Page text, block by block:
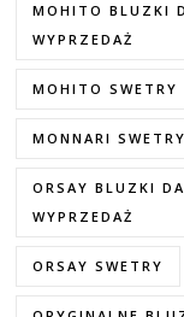
MOHITO BLUZKI
WYPRZEDAŻ
MOHITO SWETRY
MONNARI
ORSAY BLUZKI
WYPRZEDAŻ
ORSAY SWETRY